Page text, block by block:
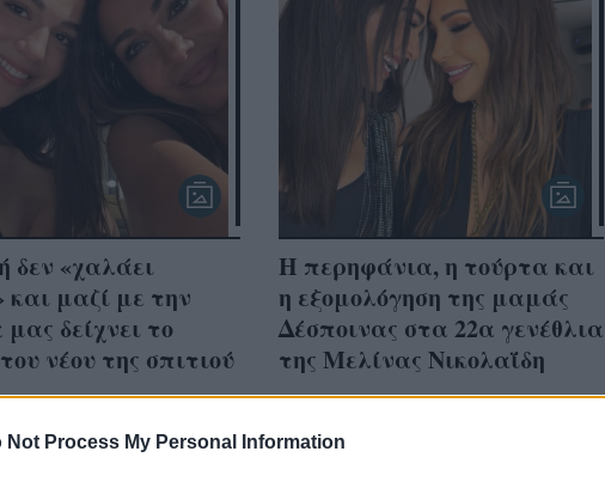
Not Process My Personal Information
δεν «χαλάει
και μαζί με την
δείχνει το
νέου της σπιτιού
Η περηφάνια, η τούρτα και
η εξομολόγηση της μαμάς
Δέσποινας στα 22α γενέθλια
της Μελίνας Νικολαΐδη